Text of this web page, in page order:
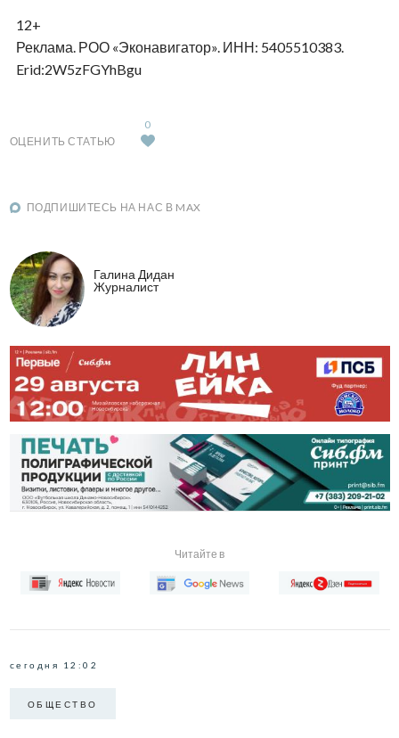
12+
Реклама. РОО «Эконавигатор». ИНН: 5405510383.
Erid:2W5zFGYhBgu
ОЦЕНИТЬ СТАТЬЮ
0
ПОДПИШИТЕСЬ НА НАС В MAX
Галина Дидан
Журналист
Читайте в
сегодня 12:02
ОБЩЕСТВО